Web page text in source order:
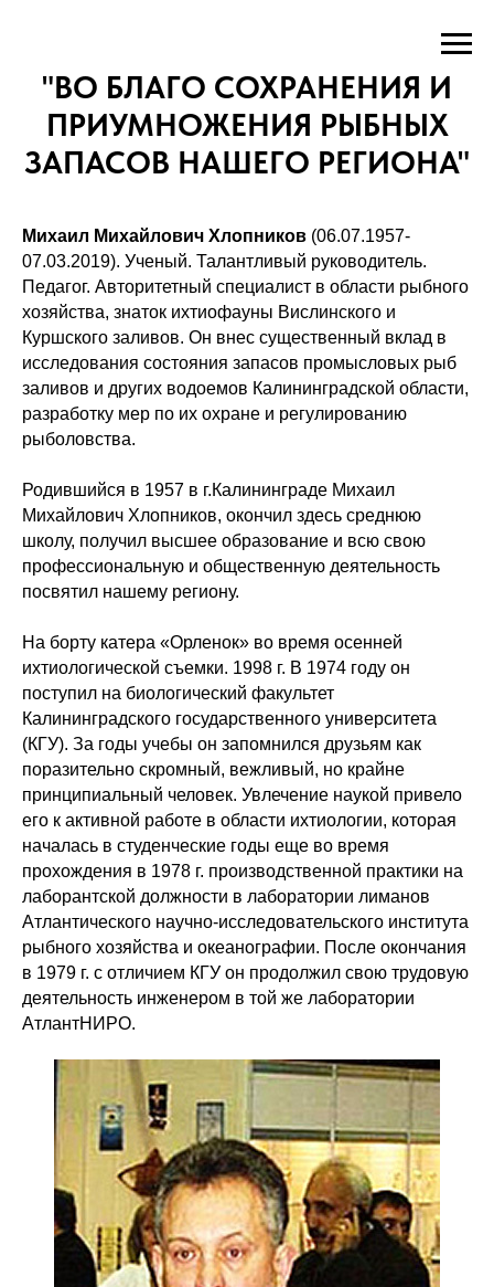
"ВО БЛАГО СОХРАНЕНИЯ И
ПРИУМНОЖЕНИЯ РЫБНЫХ
ЗАПАСОВ НАШЕГО РЕГИОНА"
Михаил Михайлович Хлопников (06.07.1957-
07.03.2019). Ученый. Талантливый руководитель.
Педагог. Авторитетный специалист в области рыбного
хозяйства, знаток ихтиофауны Вислинского и
Куршского заливов. Он внес существенный вклад в
исследования состояния запасов промысловых рыб
заливов и других водоемов Калининградской области,
разработку мер по их охране и регулированию
рыболовства.
Родившийся в 1957 в г.Калининграде Михаил
Михайлович Хлопников, окончил здесь среднюю
школу, получил высшее образование и всю свою
профессиональную и общественную деятельность
посвятил нашему региону.
На борту катера «Орленок» во время осенней
ихтиологической съемки. 1998 г. В 1974 году он
поступил на биологический факультет
Калининградского государственного университета
(КГУ). За годы учебы он запомнился друзьям как
поразительно скромный, вежливый, но крайне
принципиальный человек. Увлечение наукой привело
его к активной работе в области ихтиологии, которая
началась в студенческие годы еще во время
прохождения в 1978 г. производственной практики на
лаборантской должности в лаборатории лиманов
Атлантического научно-исследовательского института
рыбного хозяйства и океанографии. После окончания
в 1979 г. с отличием КГУ он продолжил свою трудовую
деятельность инженером в той же лаборатории
АтлантНИРО.